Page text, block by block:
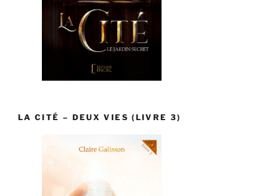
LA CITÉ – DEUX VIES (LIVRE 3)